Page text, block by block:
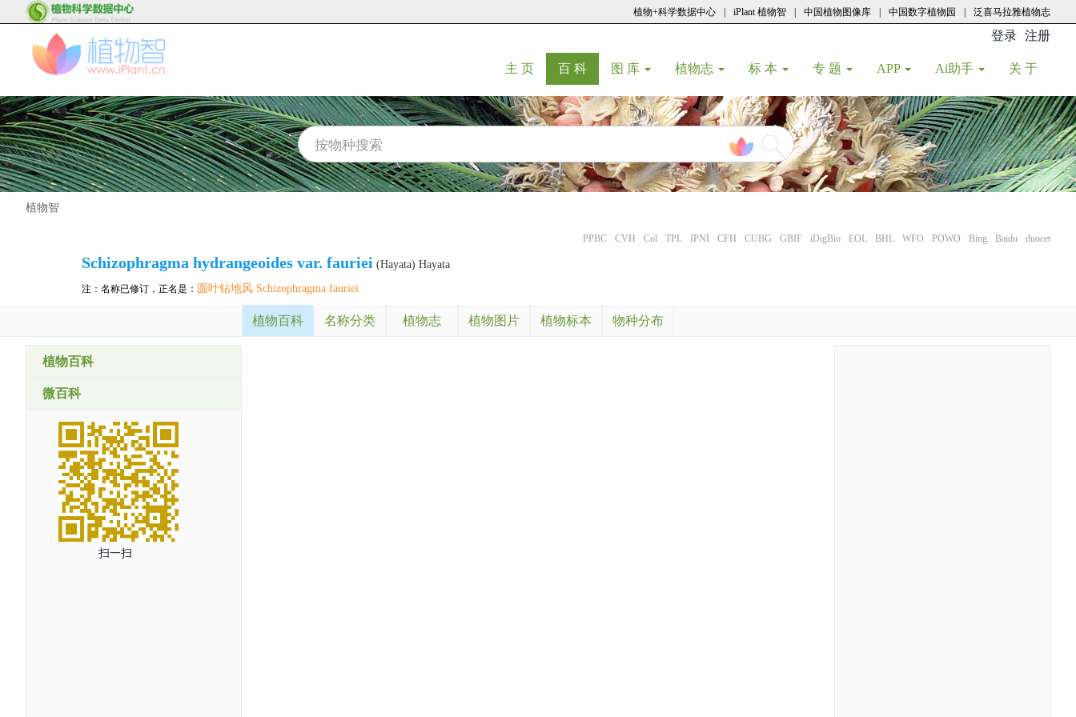
植物+科学数据中心 iPlant 植物智 中国植物图像库 中国数字植物园 泛喜马拉雅植物志
登录 注册
主 页(current)
百 科(current)
图 库 植物志 标 本 专 题 APP Ai助手 关 于
植物智
PPBC CVH Col TPL IPNI CFH CUBG GBIF iDigBio EOL BHL WFO POWO Bing Baidu duocet
Schizophragma hydrangeoides var. fauriei (Hayata) Hayata
注：名称已修订，正名是： 圆叶钻地风 Schizophragma fauriei
植物百科 名称分类 植物志 植物图片 植物标本 物种分布
植物百科
微百科
扫一扫